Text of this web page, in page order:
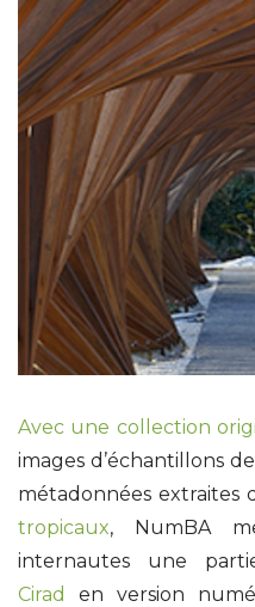
Avec une collection
images d’échantillons
métadonnées extraites
tropicaux, NumBA
internautes une
Cirad
en version